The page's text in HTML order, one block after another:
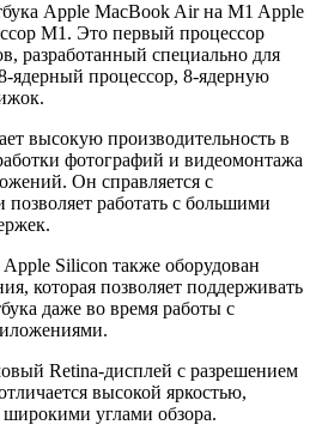
Apple MacBook Air на M1 Apple
M1. Это первый процессор
разработанный специально для
ядерный процессор, 8-ядерную
высокую производительность в
фотографий и видеомонтажа
Он справляется с
позволяет работать с большими
Silicon также оборудован
которая позволяет поддерживать
даже во время работы с
Retina-дисплей с разрешением
высокой яркостью,
углами обзора.